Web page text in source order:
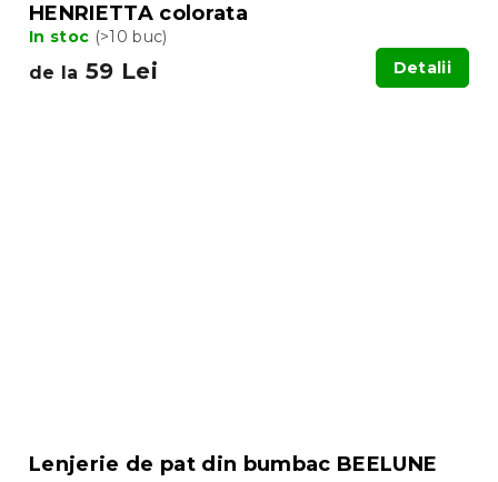
HENRIETTA colorata
In stoc (>10 buc)
de la 59 Lei Detalii
Lenjerie de pat din bumbac BEELUNE